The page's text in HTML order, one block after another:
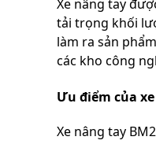
Xe nâng tay
tải trọng khối
làm ra sản
các kho công
Ưu điểm của
Xe nâng tay